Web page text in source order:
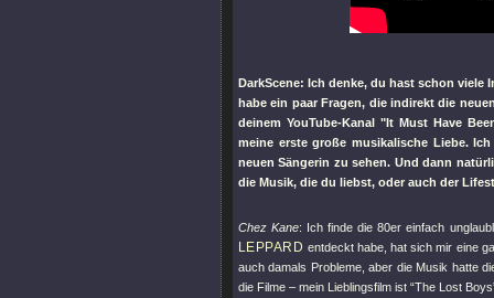
DarkScene: Ich denke, du hast schon viele
habe ein paar Fragen, die indirekt die
deinem YouTube-Kanal "It Must Have
meine erste große musikalische Liebe.
neuen Sängerin zu sehen. Und dann
die Musik, die du liebst, oder auch der
Chez Kane: Ich finde die 80er einfach
LEPPARD entdeckt habe, hat sich mir eine
auch damals Probleme, aber die Musik hatte
die Filme – mein Lieblingsfilm ist “The Lost